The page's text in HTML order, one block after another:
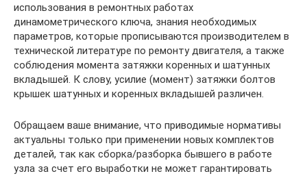
использования в ремонтных работах
динамометрического ключа, знания необходимых
параметров, которые прописываются производителем в
технической литературе по ремонту двигателя, а также
соблюдения момента затяжки коренных и шатунных
вкладышей. К слову, усилие (момент) затяжки болтов
крышек шатунных и коренных вкладышей различен.
Обращаем ваше внимание, что приводимые нормативы
актуальны только при применении новых комплектов
деталей, так как сборка/разборка бывшего в работе
узла за счет его выработки не может гарантировать